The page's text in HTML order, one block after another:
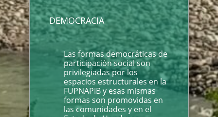
DEMOCRACIA
Las formas democráticas de
participación social son
privilegiadas por los
espacios estructurales en la
FUPNAPIB y esas mismas
formas son promovidas en
las comunidades y en el